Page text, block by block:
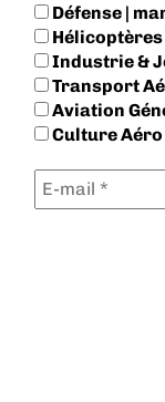
Défense |
Hélicoptères
Industrie &
Transport
Aviation
Culture